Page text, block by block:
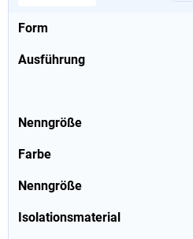
Form
Ausführung
Nenngröße
Farbe
Nenngröße
Isolationsmaterial